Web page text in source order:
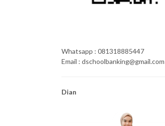
Whatsapp : 081318885447
Email : dschoolbanking@gmail.com
Dian